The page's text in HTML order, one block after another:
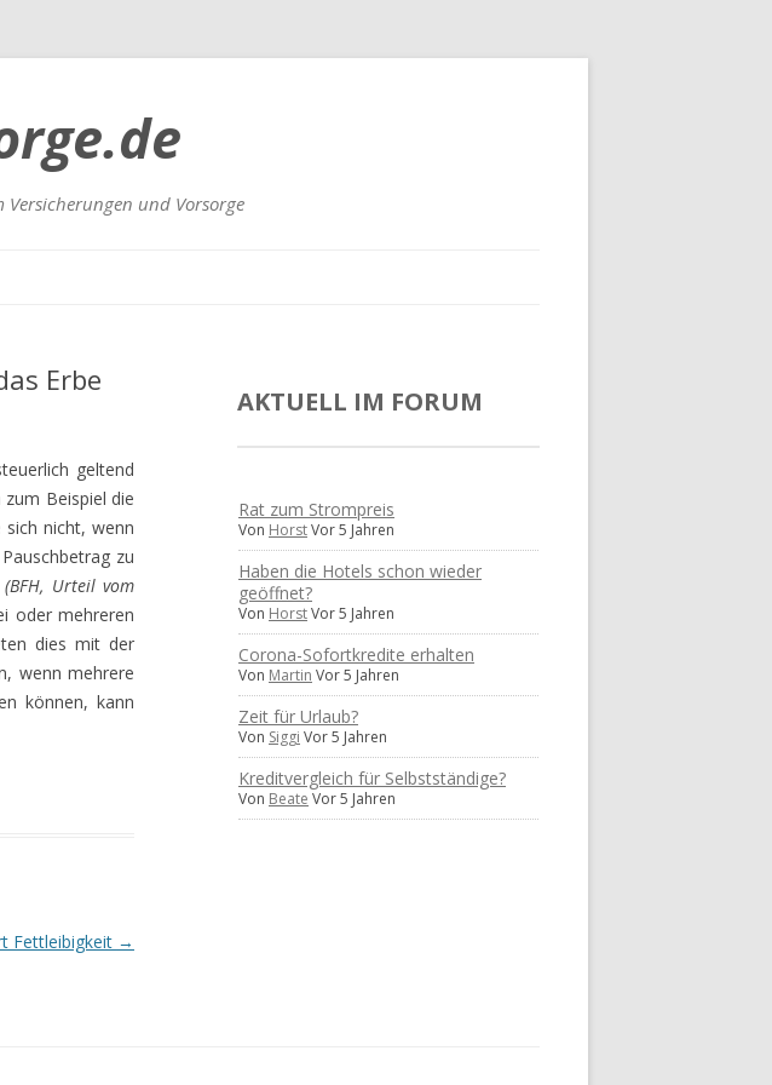
und Vorsorge
Erbe
geltend
Beispiel die
nicht, wenn
zu
(BFH, Urteil vom
oder mehreren
dies mit der
wenn mehrere
können, kann
Fettleibigkeit →
AKTUELL IM FORUM
Rat zum Strompreis
Von HorstVor 5 Jahren
Haben die Hotels schon wieder
geöffnet?
Von HorstVor 5 Jahren
Corona-Sofortkredite erhalten
Von Martin Vor 5 Jahren
Zeit für Urlaub?
Von Siggi Vor 5 Jahren
Kreditvergleich für Selbstständige?
Von Beate Vor 5 Jahren